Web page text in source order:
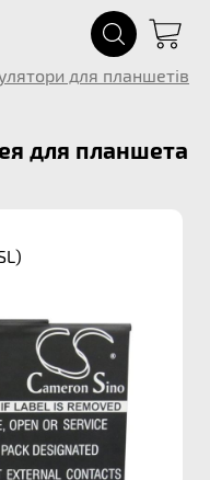
для планшетів
для планшета